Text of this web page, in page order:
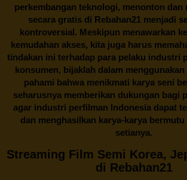
perkembangan teknologi, menonton dan
secara gratis di Rebahan21 menjadi
kontroversial. Meskipun menawarkan
kemudahan akses, kita juga harus
tindakan ini terhadap para pelaku industri
konsumen, bijaklah dalam
pahami bahwa menikmati karya seni
seharusnya memberikan dukungan bagi
agar industri perfilman Indonesia dapat
dan menghasilkan karya-karya
setianya.
Streaming Film Semi Korea,
di Rebahan21